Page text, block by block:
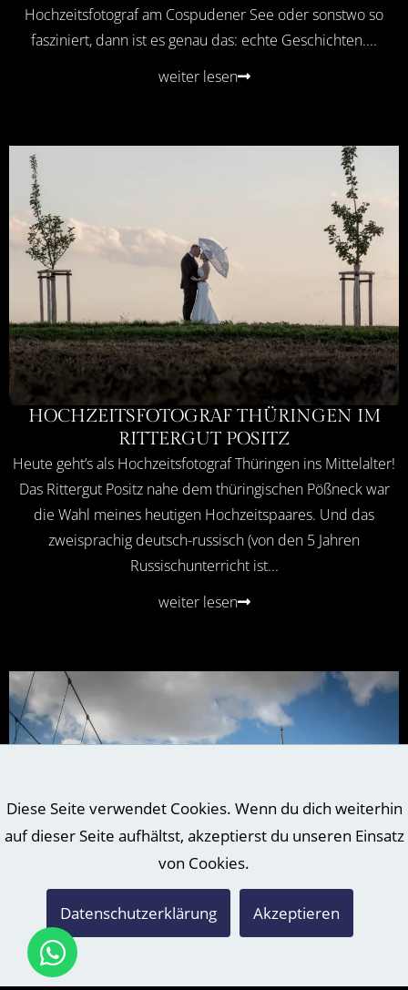
Hochzeitsfotograf am Cospudener See oder sonstwo so
fasziniert, dann ist es genau das: echte Geschichten....
weiter lesen
HOCHZEITSFOTOGRAF THÜRINGEN IM
RITTERGUT POSITZ
Heute geht’s als Hochzeitsfotograf Thüringen ins Mittelalter!
Das Rittergut Positz nahe dem thüringischen Pößneck war
die Wahl meines heutigen Hochzeitspaares. Und das
zweisprachig deutsch-russisch (von den 5 Jahren
Russischunterricht ist...
weiter lesen
HOCHZEITSLOCATION GATTERSBURG
Hochzeitslocation Gattersburg: 14 liebevoll ausgestattete
Diese Seite verwendet Cookies. Wenn du dich weiterhin
auf dieser Seite aufhältst, akzeptierst du unseren Einsatz
von Cookies.
Datenschutzerklärung Akzeptieren